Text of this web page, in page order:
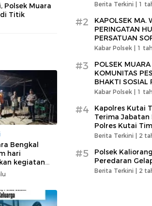
Polsek Muara
di Titik
Bengkal
hari
kegiatan
di wilayahnya
Berita Terkini | 1
#2
KAPOLSEK MA.
PERINGATAN
PERSATUAN
KOMBENG
Kabar Polsek | 1
#3
POLSEK
KOMUNITAS
BHAKTI SOSIAL
RAYA
Kabar Polsek | 1
#4
Kapolres Kutai
Terima Jabatan
Polres Kutai
Berita Terkini | 2
#5
Polsek
Peredaran
Berita Terkini | 2